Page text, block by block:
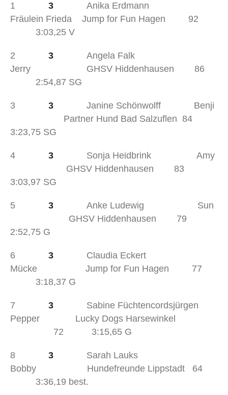
1 3 Anika Erdmann
Fräulein Frieda Jump for Fun Hagen 92
3:03,25 V
2 3 Angela Falk
Jerry GHSV Hiddenhausen 86
2:54,87 SG
3 3 Janine Schönwolff Benji
Partner Hund Bad Salzuflen 84
3:23,75 SG
4 3 Sonja Heidbrink Amy
GHSV Hiddenhausen 83
3:03,97 SG
5 3 Anke Ludewig Sun
GHSV Hiddenhausen 79
2:52,75 G
6 3 Claudia Eckert
Mücke Jump for Fun Hagen 77
3:18,37 G
7 3 Sabine Füchtencordsjürgen
Pepper Lucky Dogs Harsewinkel
72 3:15,65 G
8 3 Sarah Lauks
Bobby Hundefreunde Lippstadt 64
3:36,19 best.